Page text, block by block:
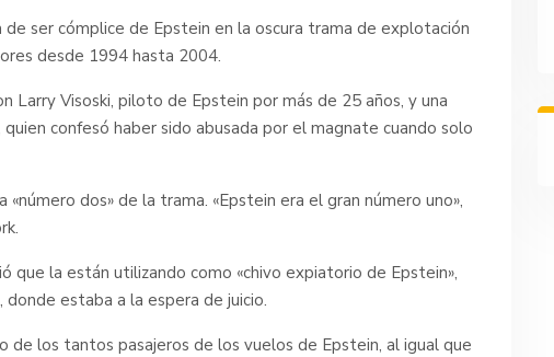
ser cómplice de Epstein en la oscura trama de explotación
desde 1994 hasta 2004.
Larry Visoski, piloto de Epstein por más de 25 años, y una
quien confesó haber sido abusada por el magnate cuando solo
dos» de la trama. «Epstein era el gran número uno»,
que la están utilizando como «chivo expiatorio de Epstein»,
estaba a la espera de juicio.
de los tantos pasajeros de los vuelos de Epstein, al igual que